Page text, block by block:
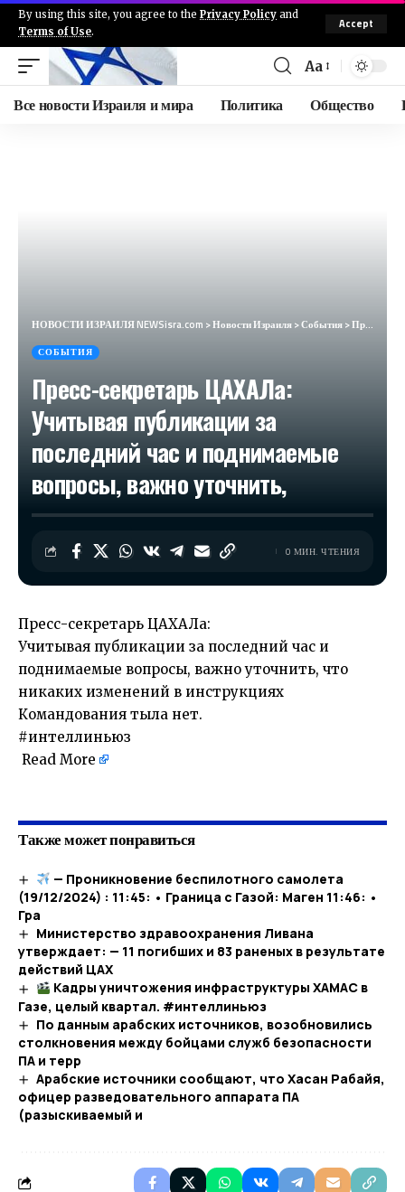
By using this site, you agree to the Privacy Policy and
Terms of Use.
Accept
Aa
Все новости Израиля и мира Политика Общество
НОВОСТИ ИЗРАИЛЯ NEWSisra.com >Новости Израиля>События>Пресс-секретарь ЦАХАЛа: Учитывая публикации за последний час и поднимаемые вопросы, важно уточнить,
СОБЫТИЯ
Пресс-секретарь ЦАХАЛа:
Учитывая публикации за
последний час и поднимаемые
вопросы, важно уточнить,
0 МИН. ЧТЕНИЯ
Пресс-секретарь ЦАХАЛа:
Учитывая публикации за последний час и
поднимаемые вопросы, важно уточнить, что
никаких изменений в инструкциях
Командования тыла нет.
#интеллиньюз
Read More
Также может понравиться
— Проникновение беспилотного самолета
(19/12/2024) : 11:45: • Граница с Газой: Маген 11:46: •
Гра
Министерство здравоохранения Ливана
утверждает: — 11 погибших и 83 раненых в результате
действий ЦАХ
Кадры уничтожения инфраструктуры ХАМАС в
Газе, целый квартал. #интеллиньюз​
По данным арабских источников, возобновились
столкновения между бойцами служб безопасности
ПА и терр
Арабские источники сообщают, что Хасан Рабайя,
офицер разведовательного аппарата ПА
(разыскиваемый и